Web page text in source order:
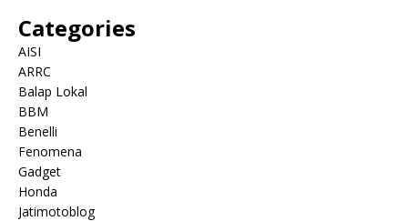
Categories
AISI
ARRC
Balap Lokal
BBM
Benelli
Fenomena
Gadget
Honda
Jatimotoblog